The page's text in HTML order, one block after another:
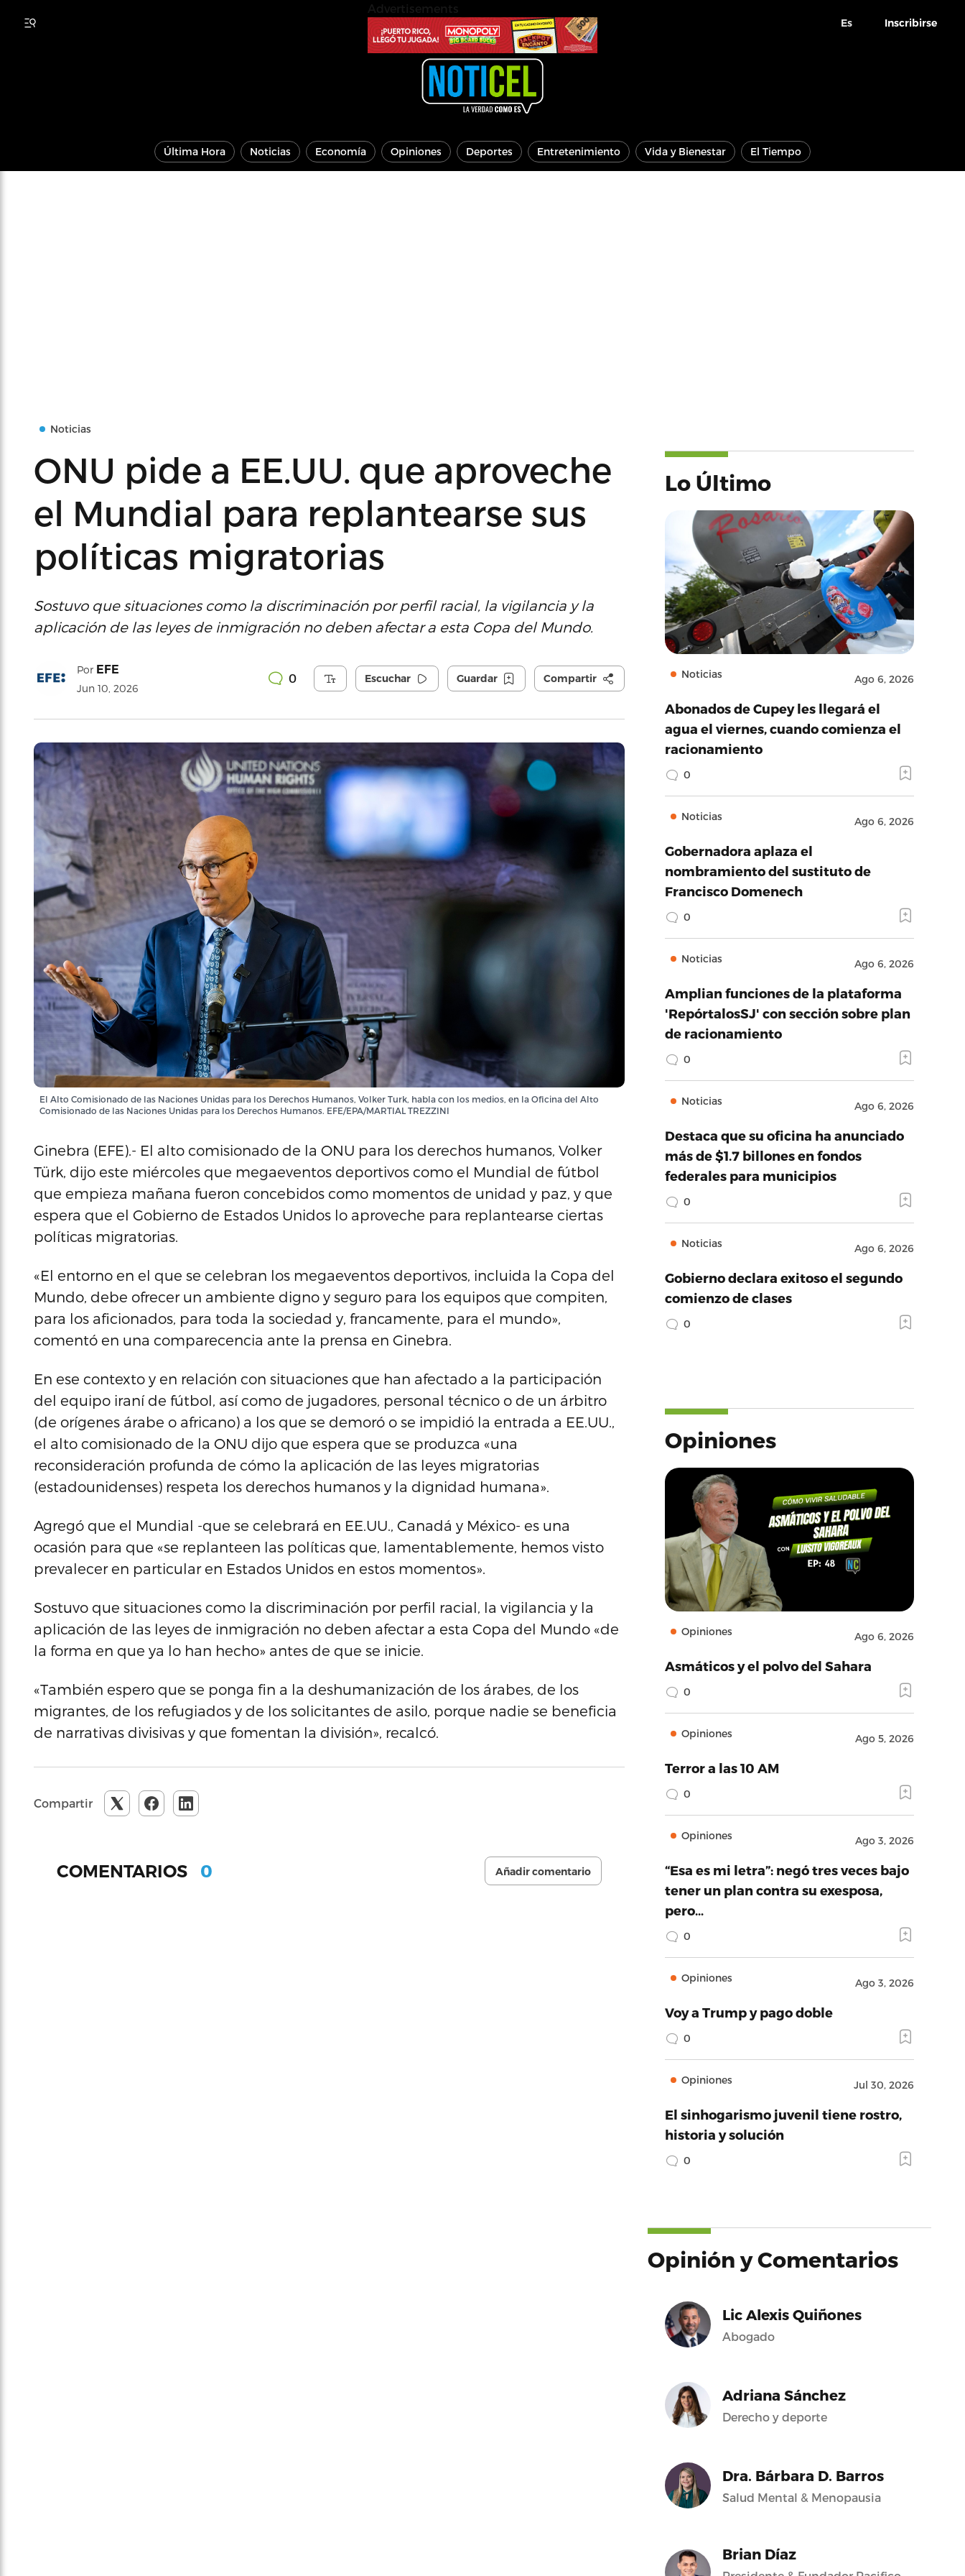
Es Inscribirse
Última Hora Noticias Economía Opiniones Deportes Entretenimiento Vida y Bienestar El Tiempo
Noticias
ONU pide a EE.UU. que aproveche
el Mundial para replantearse sus
políticas migratorias
Sostuvo que situaciones como la discriminación por perfil racial, la vigilancia y la
aplicación de las leyes de inmigración no deben afectar a esta Copa del Mundo.
Por EFE
Jun 10, 2026
0 Escuchar Guardar Compartir
El Alto Comisionado de las Naciones Unidas para los Derechos Humanos, Volker Turk, habla con los medios, en la Oficina del Alto
Comisionado de las Naciones Unidas para los Derechos Humanos. EFE/EPA/MARTIAL TREZZINI
Ginebra (EFE).- El alto comisionado de la ONU para los derechos humanos, Volker
Türk, dijo este miércoles que megaeventos deportivos como el Mundial de fútbol
que empieza mañana fueron concebidos como momentos de unidad y paz, y que
espera que el Gobierno de Estados Unidos lo aproveche para replantearse ciertas
políticas migratorias.
«El entorno en el que se celebran los megaeventos deportivos, incluida la Copa del
Mundo, debe ofrecer un ambiente digno y seguro para los equipos que compiten,
para los aficionados, para toda la sociedad y, francamente, para el mundo»,
comentó en una comparecencia ante la prensa en Ginebra.
En ese contexto y en relación con situaciones que han afectado a la participación
del equipo iraní de fútbol, así como de jugadores, personal técnico o de un árbitro
(de orígenes árabe o africano) a los que se demoró o se impidió la entrada a EE.UU.,
el alto comisionado de la ONU dijo que espera que se produzca «una
reconsideración profunda de cómo la aplicación de las leyes migratorias
(estadounidenses) respeta los derechos humanos y la dignidad humana».
Agregó que el Mundial -que se celebrará en EE.UU., Canadá y México- es una
ocasión para que «se replanteen las políticas que, lamentablemente, hemos visto
prevalecer en particular en Estados Unidos en estos momentos».
Sostuvo que situaciones como la discriminación por perfil racial, la vigilancia y la
aplicación de las leyes de inmigración no deben afectar a esta Copa del Mundo «de
la forma en que ya lo han hecho» antes de que se inicie.
«También espero que se ponga fin a la deshumanización de los árabes, de los
migrantes, de los refugiados y de los solicitantes de asilo, porque nadie se beneficia
de narrativas divisivas y que fomentan la división», recalcó.
Compartir
COMENTARIOS 0 Añadir comentario
Lo Último
Noticias Ago 6, 2026
Abonados de Cupey les llegará el
agua el viernes, cuando comienza el
racionamiento
0
Noticias Ago 6, 2026
Gobernadora aplaza el
nombramiento del sustituto de
Francisco Domenech
0
Noticias Ago 6, 2026
Amplian funciones de la plataforma
'RepórtalosSJ' con sección sobre plan
de racionamiento
0
Noticias Ago 6, 2026
Destaca que su oficina ha anunciado
más de $1.7 billones en fondos
federales para municipios
0
Noticias Ago 6, 2026
Gobierno declara exitoso el segundo
comienzo de clases
0
Opiniones
Opiniones Ago 6, 2026
Asmáticos y el polvo del Sahara
0
Opiniones Ago 5, 2026
Terror a las 10 AM
0
Opiniones Ago 3, 2026
“Esa es mi letra”: negó tres veces bajo
tener un plan contra su exesposa,
pero…
0
Opiniones Ago 3, 2026
Voy a Trump y pago doble
0
Opiniones Jul 30, 2026
El sinhogarismo juvenil tiene rostro,
historia y solución
0
Opinión y Comentarios
Lic Alexis Quiñones
Abogado
Adriana Sánchez
Derecho y deporte
Dra. Bárbara D. Barros
Salud Mental & Menopausia
Brian Díaz